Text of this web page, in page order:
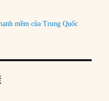
mềm của Trung Quốc